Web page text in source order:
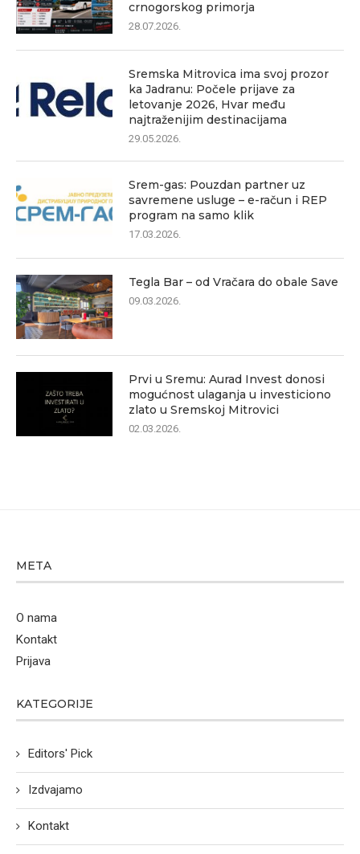
crnogorskog primorja
28.07.2026.
Sremska Mitrovica ima svoj prozor
ka Jadranu: Počele prijave za
letovanje 2026, Hvar među
najtraženijim destinacijama
29.05.2026.
Srem-gas: Pouzdan partner uz
savremene usluge – e-račun i REP
program na samo klik
17.03.2026.
Tegla Bar – od Vračara do obale Save
09.03.2026.
Prvi u Sremu: Aurad Invest donosi
mogućnost ulaganja u investiciono
zlato u Sremskoj Mitrovici
02.03.2026.
META
O nama
Kontakt
Prijava
KATEGORIJE
Editors' Pick
Izdvajamo
Kontakt